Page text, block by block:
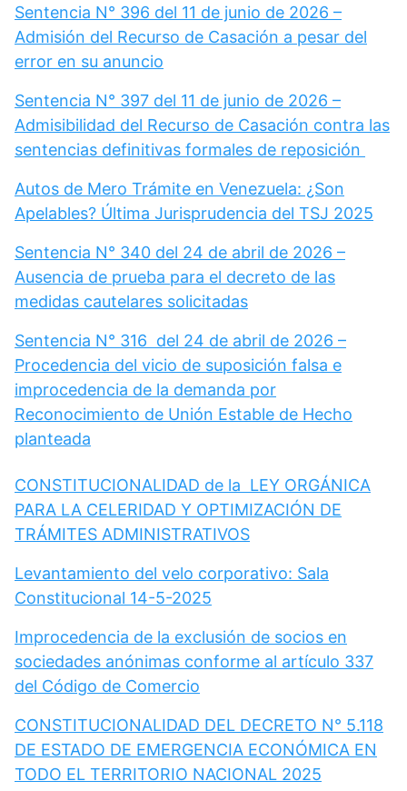
Sentencia N° 396 del 11 de junio de 2026 –
Admisión del Recurso de Casación a pesar del
error en su anuncio
Sentencia N° 397 del 11 de junio de 2026 –
Admisibilidad del Recurso de Casación contra las
sentencias definitivas formales de reposición
Autos de Mero Trámite en Venezuela: ¿Son
Apelables? Última Jurisprudencia del TSJ 2025
Sentencia N° 340 del 24 de abril de 2026 –
Ausencia de prueba para el decreto de las
medidas cautelares solicitadas
Sentencia N° 316 del 24 de abril de 2026 –
Procedencia del vicio de suposición falsa e
improcedencia de la demanda por
Reconocimiento de Unión Estable de Hecho
planteada
CONSTITUCIONALIDAD de la LEY ORGÁNICA
PARA LA CELERIDAD Y OPTIMIZACIÓN DE
TRÁMITES ADMINISTRATIVOS
Levantamiento del velo corporativo: Sala
Constitucional 14-5-2025
Improcedencia de la exclusión de socios en
sociedades anónimas conforme al artículo 337
del Código de Comercio
CONSTITUCIONALIDAD DEL DECRETO N° 5.118
DE ESTADO DE EMERGENCIA ECONÓMICA EN
TODO EL TERRITORIO NACIONAL 2025